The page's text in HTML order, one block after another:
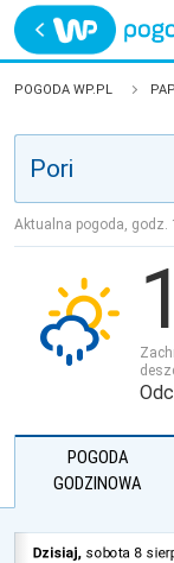
Trwa ładowanie
POLSKA
JAKOŚĆ POWIETRZA
POGODA WP.PL
Aktualna pogoda, godz.
POGODA
GODZINOWA